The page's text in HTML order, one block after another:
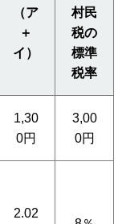
（ア
＋
イ）
村民
税の
標準
税率
1,30
0円
3,00
0円
2.02